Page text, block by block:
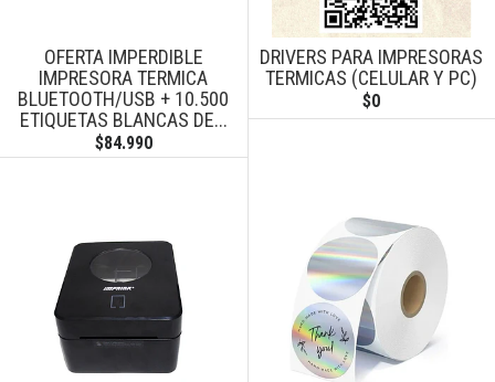
OFERTA IMPERDIBLE
IMPRESORA TERMICA
BLUETOOTH/USB + 10.500
ETIQUETAS BLANCAS DE...
$84.990
DRIVERS PARA IMPRESORAS
TERMICAS (CELULAR Y PC)
$0